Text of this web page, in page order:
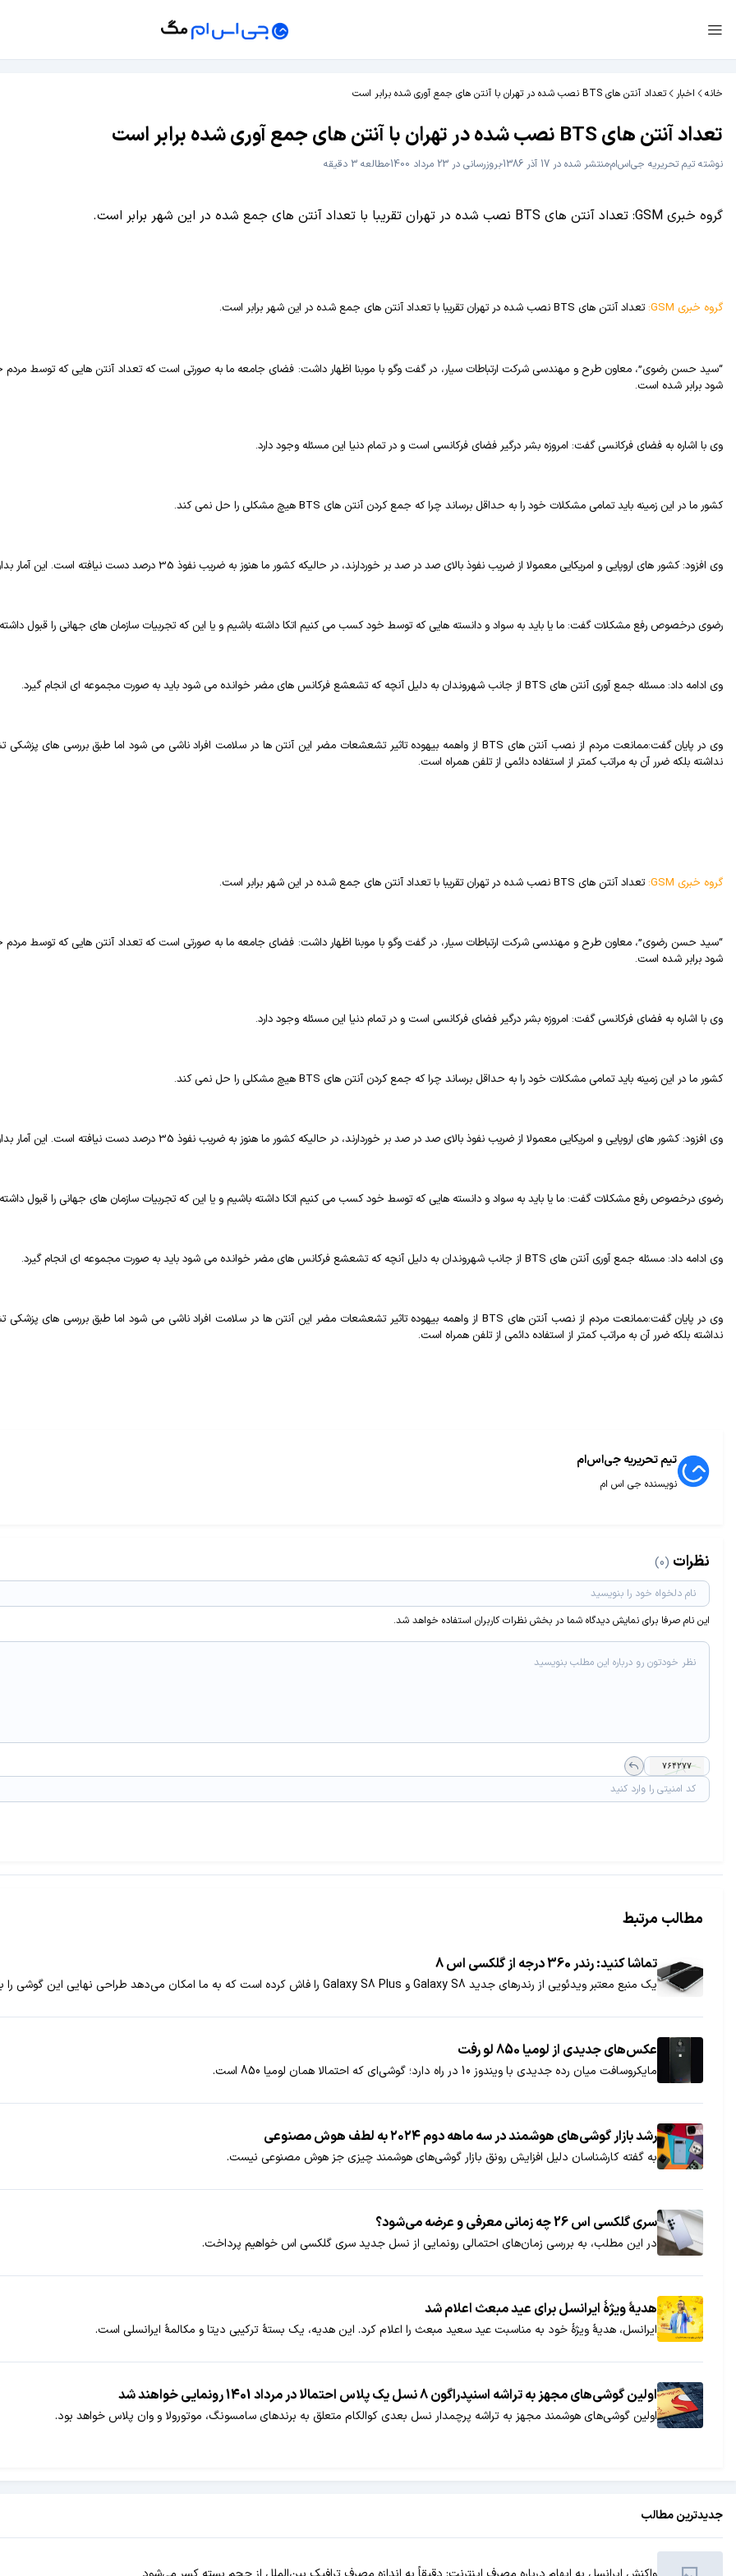
خانه اخبار تعداد آنتن های BTS نصب شده در تهران با آنتن های جمع آوری شده برابر است
تعداد آنتن های BTS نصب شده در تهران با آنتن های جمع آوری شده برابر است
نوشته تیم تحریریه جی‌اس‌اممنتشر شده در 17 آذر 1386 بروزرسانی در 23 مرداد 1400
مطالعه 3 دقیقه
گروه خبری GSM: تعداد آنتن های BTS نصب شده در تهران تقریبا با تعداد آنتن های جمع شده در این شهر برابر است.
گروه خبری GSM
: تعداد آنتن های BTS نصب شده در تهران تقریبا با تعداد آنتن های جمع شده در این شهر برابر است.
“سید حسن رضوی”، معاون طرح و مهندسی شرکت ارتباطات سیار، در گفت وگو با موبنا اظهار داشت: فضای جامعه ما به صورتی است که تعداد آنتن هایی که توسط مردم
شود برابر شده است.
وی با اشاره به فضای فرکانسی گفت: امروزه بشر درگیر فضای فرکانسی است و در تمام دنیا این مسئله وجود دارد.
کشور ما در این زمینه باید تمامی مشکلات خود را به حداقل برساند چرا که جمع کردن آنتن های BTS هیچ مشکلی را حل نمی کند.
وی افزود: کشور های اروپایی و امریکایی معمولا از ضریب نفوذ بالای صد در صد بر خوردارند، در حالیکه کشور ما هنوز به ضریب نفوذ 35 درصد دست نیافته است. این آمار بدان معنا نیست که آنها به فکر سلامتی خود نیستند.
رضوی درخصوص رفع مشکلات گفت: ما یا باید به سواد و دانسته هایی که توسط خود کسب می کنیم اتکا داشته باشیم و یا این که تجربیات سازمان های جهانی را قبول
وی ادامه داد: مسئله جمع آوری آنتن های BTS از جانب شهروندان به دلیل آنچه که تشعشع فرکانس های مضر خوانده می شود باید به صورت مجموعه ای انجام گیرد.
وی در پایان گفت:ممانعت مردم از نصب آنتن های BTS از واهمه بیهوده تاثیر تشعشعات مضر این آنتن ها در سلامت افراد ناشی می شود اما طبق بررسی های
نداشته بلکه ضرر آن به مراتب کمتر از استفاده دائمی از تلفن همراه است.
گروه خبری GSM
: تعداد آنتن های BTS نصب شده در تهران تقریبا با تعداد آنتن های جمع شده در این شهر برابر است.
“سید حسن رضوی”، معاون طرح و مهندسی شرکت ارتباطات سیار، در گفت وگو با موبنا اظهار داشت: فضای جامعه ما به صورتی است که تعداد آنتن هایی که توسط مردم
شود برابر شده است.
وی با اشاره به فضای فرکانسی گفت: امروزه بشر درگیر فضای فرکانسی است و در تمام دنیا این مسئله وجود دارد.
کشور ما در این زمینه باید تمامی مشکلات خود را به حداقل برساند چرا که جمع کردن آنتن های BTS هیچ مشکلی را حل نمی کند.
وی افزود: کشور های اروپایی و امریکایی معمولا از ضریب نفوذ بالای صد در صد بر خوردارند، در حالیکه کشور ما هنوز به ضریب نفوذ 35 درصد دست نیافته است. این آمار بدان معنا نیست که آنها به فکر سلامتی خود نیستند.
رضوی درخصوص رفع مشکلات گفت: ما یا باید به سواد و دانسته هایی که توسط خود کسب می کنیم اتکا داشته باشیم و یا این که تجربیات سازمان های جهانی را قبول
وی ادامه داد: مسئله جمع آوری آنتن های BTS از جانب شهروندان به دلیل آنچه که تشعشع فرکانس های مضر خوانده می شود باید به صورت مجموعه ای انجام گیرد.
وی در پایان گفت:ممانعت مردم از نصب آنتن های BTS از واهمه بیهوده تاثیر تشعشعات مضر این آنتن ها در سلامت افراد ناشی می شود اما طبق بررسی های
نداشته بلکه ضرر آن به مراتب کمتر از استفاده دائمی از تلفن همراه است.
تیم تحریریه جی‌اس‌ام
نویسنده جی اس ام
نظرات (0)
این نام صرفا برای نمایش دیدگاه شما در بخش نظرات کاربران استفاده خواهد شد.
مطالب مرتبط
تماشا کنید: رندر 360 درجه از گلکسی اس 8
یک منبع معتبر ویدئویی از رندرهای جدید Galaxy S8 و Galaxy S8 Plus را فاش کرده است که به ما امکان می‌دهد طراحی نهایی این گوشی را با جزئیات بیشتری مشاهده کنیم.
عکس‌های جدیدی از لومیا 850 لو رفت
مایکروسافت میان رده جدیدی با ویندوز 10 در راه دارد؛ گوشی‌ای که احتمالا همان لومیا 850 است.
رشد بازار گوشی‌های هوشمند در سه ماهه دوم ۲۰۲۴ به لطف هوش مصنوعی
به گفته کارشناسان دلیل افزایش رونق بازار گوشی‌های هوشمند چیزی جز هوش مصنوعی نیست.
سری گلکسی اس 26 چه زمانی معرفی و عرضه می‌شود؟
در این مطلب، به بررسی زمان‌های احتمالی رونمایی از نسل جدید سری گلکسی اس خواهیم پرداخت.
هدیۀ ویژۀ ایرانسل برای عید مبعث اعلام شد
ایرانسل، هدیۀ ویژۀ خود به مناسبت عید سعید مبعث را اعلام کرد. این هدیه، یک بستۀ ترکیبی دیتا و مکالمۀ ایرانسلی است.
اولین گوشی‌های مجهز به تراشه اسنپدراگون 8 نسل یک پلاس احتمالا در مرداد 1401 رونمایی خواهند شد
اولین گوشی‌های هوشمند مجهز به تراشه پرچمدار نسل بعدی کوالکام متعلق به برندهای سامسونگ، موتورولا و وان پلاس خواهد بود.
جدیدترین مطالب